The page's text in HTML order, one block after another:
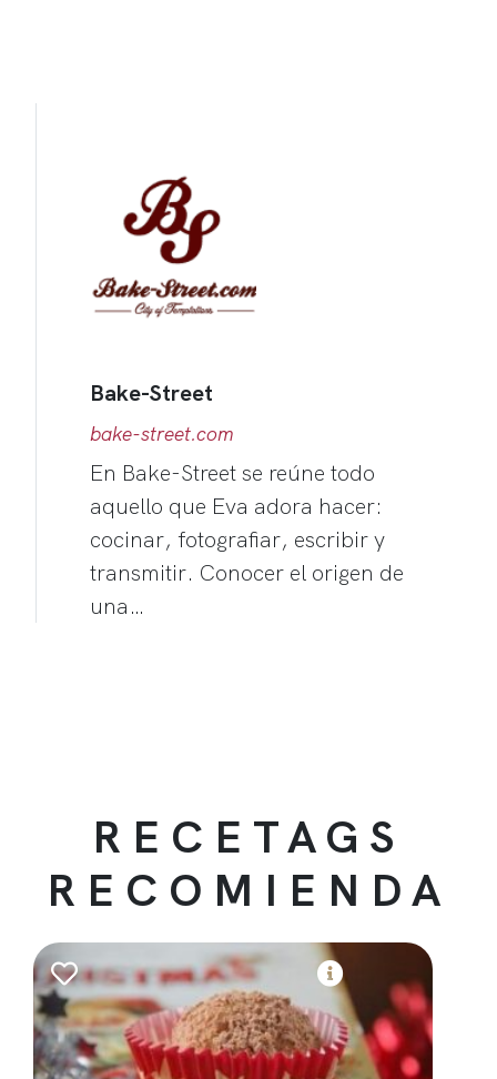
Bake-Street
bake-street.com
En Bake-Street se reúne todo
aquello que Eva adora hacer:
cocinar, fotografiar, escribir y
transmitir. Conocer el origen de
una…
RECETAGS
RECOMIENDA